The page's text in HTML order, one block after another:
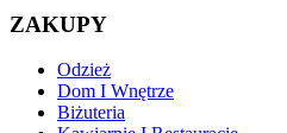
ZAKUPY
Odzież
Dom I Wnętrze
Biżuteria